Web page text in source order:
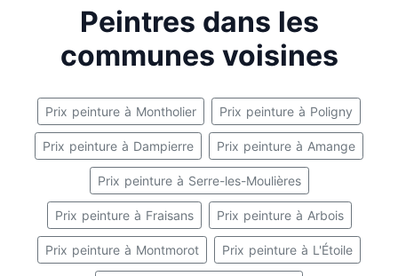
Peintres dans les
communes voisines
Prix peinture à Montholier Prix peinture à Poligny
Prix peinture à Dampierre Prix peinture à Amange
Prix peinture à Serre-les-Moulières
Prix peinture à Fraisans Prix peinture à Arbois
Prix peinture à Montmorot Prix peinture à L'Étoile